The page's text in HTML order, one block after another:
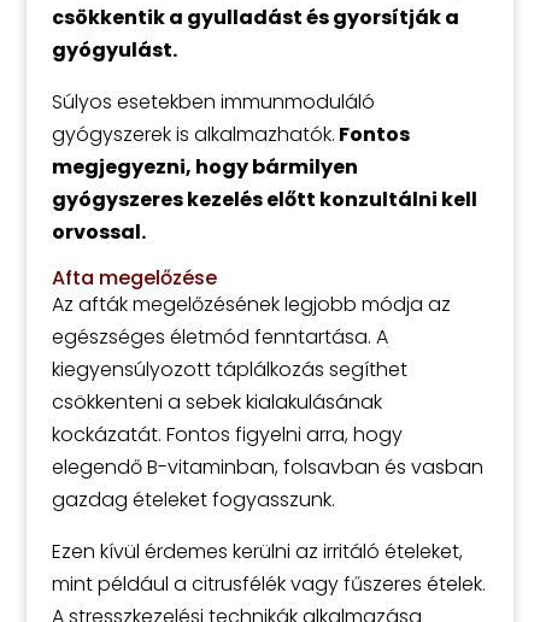
csökkentik a gyulladást és gyorsítják a
gyógyulást.
Súlyos esetekben immunmoduláló
gyógyszerek is alkalmazhatók. Fontos
megjegyezni, hogy bármilyen
gyógyszeres kezelés előtt konzultálni kell
orvossal.
Afta megelőzése
Az afták megelőzésének legjobb módja az
egészséges életmód fenntartása. A
kiegyensúlyozott táplálkozás segíthet
csökkenteni a sebek kialakulásának
kockázatát. Fontos figyelni arra, hogy
elegendő B-vitaminban, folsavban és vasban
gazdag ételeket fogyasszunk.
Ezen kívül érdemes kerülni az irritáló ételeket,
mint például a citrusfélék vagy fűszeres ételek.
A stresszkezelési technikák alkalmazása